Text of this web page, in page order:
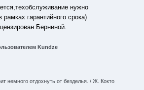
нужно
рамках гарантийного срока)
Берниной.
Kundze
немного отдохнуть от безделья. / Ж. Кокто